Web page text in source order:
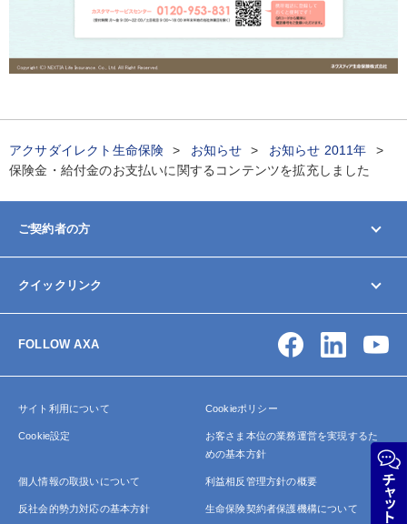
アクサダイレクト生命保険 お知らせ
お知らせ 2011年
保険金・給付金のお支払いに関するコンテンツを拡充しました
ご契約者の方
契約内容の変更/確認
お手続きガイド
保険金・給付金の請求
クイックリンク
アクサ生命について
FOLLOW AXA
サイト利用について Cookieポリシー
Cookie設定
お客さま本位の業務運営を実現するた
めの基本方針
個人情報の取扱いについて 利益相反管理方針の概要
反社会的勢力対応の基本方針 生命保険契約者保護機構について